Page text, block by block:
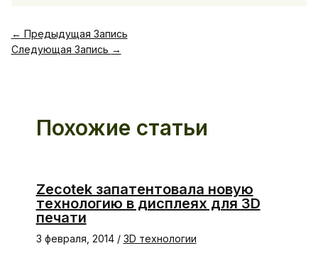
← Предыдущая Запись
Следующая Запись →
Похожие статьи
Zecotek запатентовала новую
технологию в дисплеях для 3D
печати
3 февраля, 2014 / 3D технологии